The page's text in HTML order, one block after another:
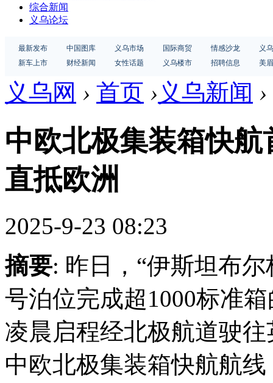
综合新闻
义乌论坛
最新发布 中国图库 义乌市场 国际商贸 情感沙龙
义
新车上市
财经新闻 女性话题 义乌楼市 招聘信息 美
义乌网 › 首页 › 义乌新闻 ›
中欧北极集装箱快航
直抵欧洲
2025-9-23 08:23
摘要: 昨日，“伊斯坦布
号泊位完成超1000标准
凌晨启程经北极航道驶
中欧北极集装箱快航航